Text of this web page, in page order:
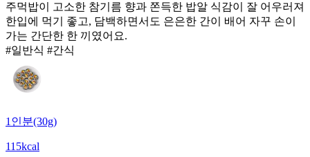
주먹밥이 고소한 참기름 향과 쫀득한 밥알 식감이 잘 어우러져
한입에 먹기 좋고, 담백하면서도 은은한 간이 배어 자꾸 손이
가는 간단한 한 끼였어요.
#일반식 #간식
1인분(30g)
115kcal